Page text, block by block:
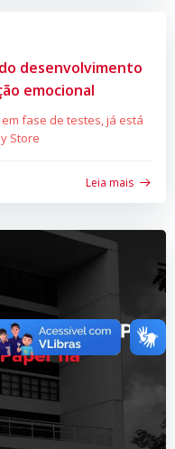
desenvolvimento
emocional
fase de testes, já está
Store
Leia mais